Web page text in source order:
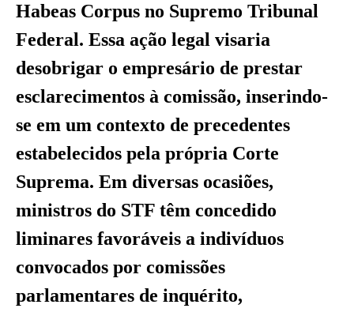
Habeas Corpus no Supremo Tribunal
Federal. Essa ação legal visaria
desobrigar o empresário de prestar
esclarecimentos à comissão, inserindo-
se em um contexto de precedentes
estabelecidos pela própria Corte
Suprema. Em diversas ocasiões,
ministros do STF têm concedido
liminares favoráveis a indivíduos
convocados por comissões
parlamentares de inquérito,